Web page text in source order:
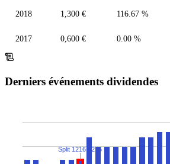
2018 1,300 € 116.67 %
2017 0,600 € 0.00 %
Derniers événements dividendes
Split 1216:1215